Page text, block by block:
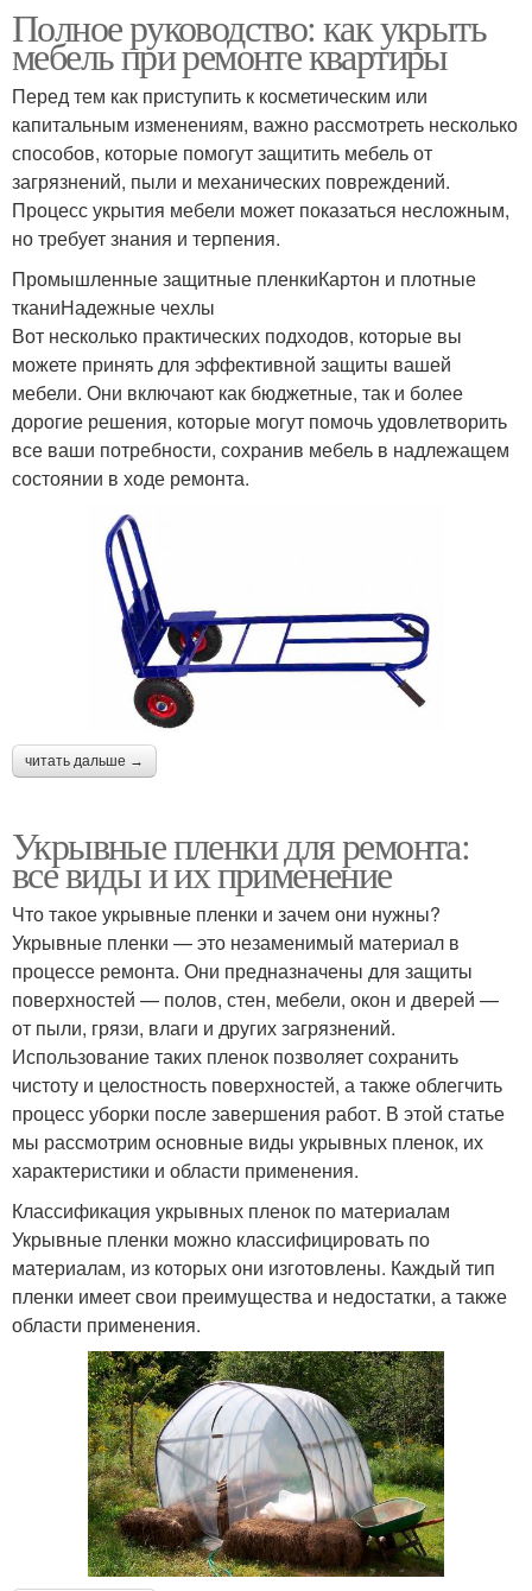
Полное руководство: как укрыть
мебель при ремонте квартиры
Перед тем как приступить к косметическим или
капитальным изменениям, важно рассмотреть несколько
способов, которые помогут защитить мебель от
загрязнений, пыли и механических повреждений.
Процесс укрытия мебели может показаться несложным,
но требует знания и терпения.
Промышленные защитные пленкиКартон и плотные
тканиНадежные чехлы
Вот несколько практических подходов, которые вы
можете принять для эффективной защиты вашей
мебели. Они включают как бюджетные, так и более
дорогие решения, которые могут помочь удовлетворить
все ваши потребности, сохранив мебель в надлежащем
состоянии в ходе ремонта.
читать дальше →
Укрывные пленки для ремонта:
все виды и их применение
Что такое укрывные пленки и зачем они нужны?
Укрывные пленки — это незаменимый материал в
процессе ремонта. Они предназначены для защиты
поверхностей — полов, стен, мебели, окон и дверей —
от пыли, грязи, влаги и других загрязнений.
Использование таких пленок позволяет сохранить
чистоту и целостность поверхностей, а также облегчить
процесс уборки после завершения работ. В этой статье
мы рассмотрим основные виды укрывных пленок, их
характеристики и области применения.
Классификация укрывных пленок по материалам
Укрывные пленки можно классифицировать по
материалам, из которых они изготовлены. Каждый тип
пленки имеет свои преимущества и недостатки, а также
области применения.